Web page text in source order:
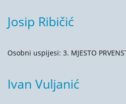
Josip Ribičić
Osobni uspijesi: 3. MJESTO
Ivan Vuljanić